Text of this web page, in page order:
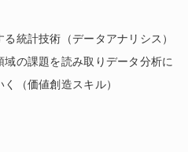
統計技術（データアナリシス）
の課題を読み取りデータ分析に
（価値創造スキル）